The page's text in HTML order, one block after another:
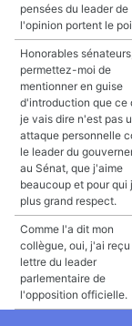
pensées du leader de
l'opinion portent le
Honorables
permettez-moi de
mentionner en guise
d'introduction que ce
je vais dire n'est pas
attaque personnelle
le leader du
au Sénat, que j'aime
beaucoup et pour qui
plus grand respect.
Comme l'a dit mon
collègue, oui, j'ai
lettre du leader
parlementaire de
l'opposition officielle.